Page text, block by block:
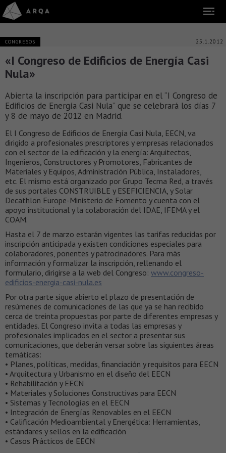
CONGRESOS 25.1.2012
«I Congreso de Edificios de Energía Casi
Nula»
Abierta la inscripción para participar en el “I Congreso de
Edificios de Energía Casi Nula” que se celebrará los días 7
y 8 de mayo de 2012 en Madrid.
El I Congreso de Edificios de Energía Casi Nula, EECN, va
dirigido a profesionales prescriptores y empresas relacionados
con el sector de la edificación y la energía: Arquitectos,
Ingenieros, Constructores y Promotores, Fabricantes de
Materiales y Equipos, Administración Pública, Instaladores,
etc. El mismo está organizado por Grupo Tecma Red, a través
de sus portales CONSTRUIBLE y ESEFICIENCIA, y Solar
Decathlon Europe-Ministerio de Fomento y cuenta con el
apoyo institucional y la colaboración del IDAE, IFEMA y el
COAM.
Hasta el 7 de marzo estarán vigentes las tarifas reducidas por
inscripción anticipada y existen condiciones especiales para
colaboradores, ponentes y patrocinadores. Para más
información y formalizar la inscripción, rellenando el
formulario, dirigirse a la web del Congreso: www.congreso-
edificios-energia-casi-nula.es
Por otra parte sigue abierto el plazo de presentación de
resúmenes de comunicaciones de las que ya se han recibido
cerca de treinta propuestas por parte de diferentes empresas y
entidades. El Congreso invita a todas las empresas y
profesionales implicados en el sector a presentar sus
comunicaciones, que deberán versar sobre las siguientes áreas
temáticas:
• Planes, políticas, medidas, financiación y requisitos para EECN
• Arquitectura y Urbanismo en el diseño del EECN
• Rehabilitación y EECN
• Materiales y Soluciones Constructivas para EECN
• Sistemas y Tecnologías en el EECN
• Integración de Energías Renovables en el EECN
• Calificación Medioambiental y Energética: Herramientas,
estándares y sellos en la edificación
• Casos Prácticos de EECN